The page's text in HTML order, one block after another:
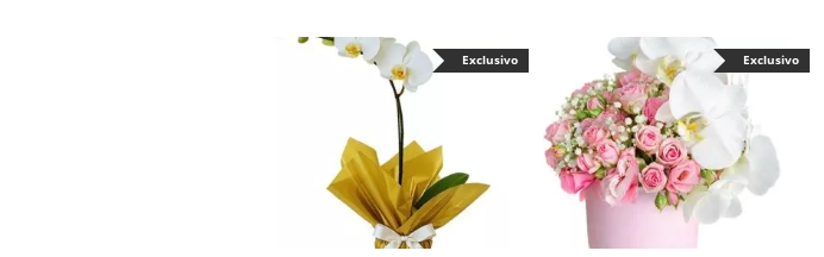
Exclusivo Exclusivo